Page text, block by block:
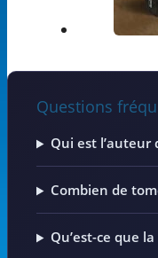
Questions
Qui est l’auteur
Combien de
Qu’est-ce que